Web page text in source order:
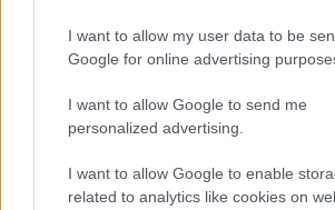
I want to allow my user data to be
Google for online advertising
I want to allow Google to send me
personalized advertising.
I want to allow Google to enable
related to analytics like cookies on
Continua a leggere
SALUTE